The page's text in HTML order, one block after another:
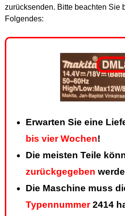
zurücksenden. Bitte beachten Sie
Folgendes:
Erwarten Sie eine
bis vier Wochen!
Die meisten Teile
zurückgegeben
Die Maschine muss
Typennummer2414